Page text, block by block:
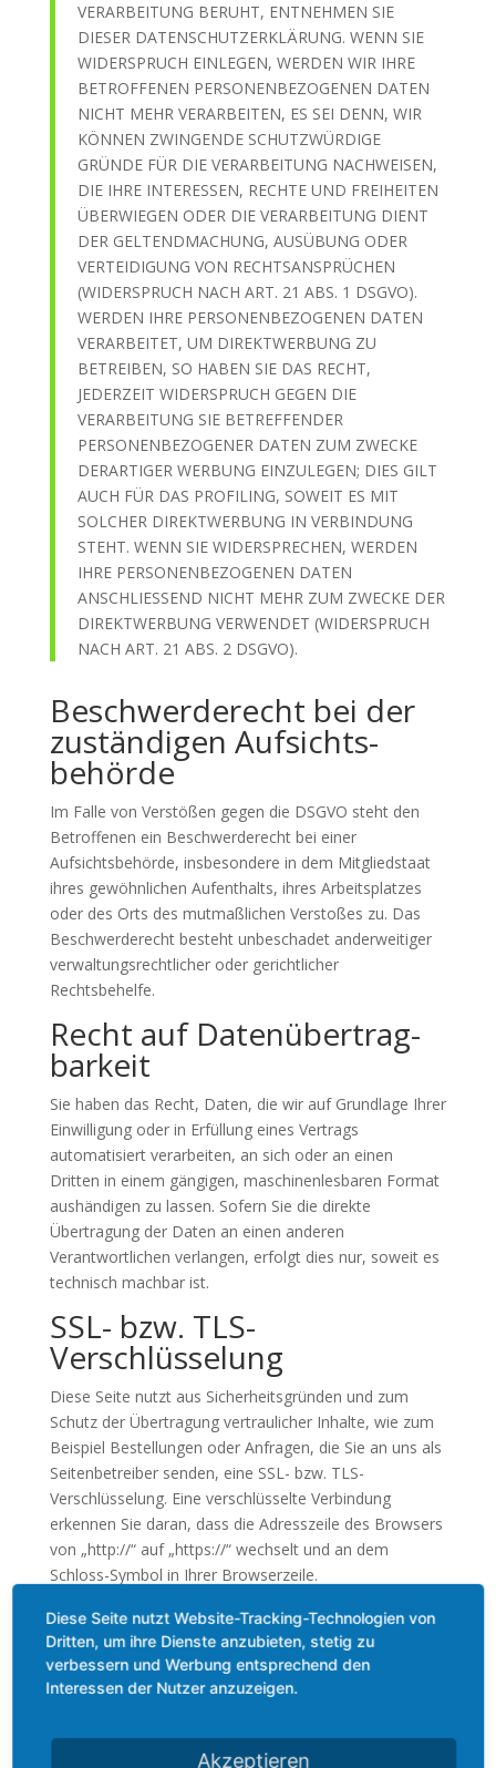
VERARBEITUNG BERUHT, ENTNEHMEN SIE
DIESER DATENSCHUTZERKLÄRUNG. WENN SIE
WIDERSPRUCH EINLEGEN, WERDEN WIR IHRE
BETROFFENEN PERSONENBEZOGENEN DATEN
NICHT MEHR VERARBEITEN, ES SEI DENN, WIR
KÖNNEN ZWINGENDE SCHUTZWÜRDIGE
GRÜNDE FÜR DIE VERARBEITUNG NACHWEISEN,
DIE IHRE INTERESSEN, RECHTE UND FREIHEITEN
ÜBERWIEGEN ODER DIE VERARBEITUNG DIENT
DER GELTENDMACHUNG, AUSÜBUNG ODER
VERTEIDIGUNG VON RECHTSANSPRÜCHEN
(WIDERSPRUCH NACH ART. 21 ABS. 1 DSGVO).
WERDEN IHRE PERSONENBEZOGENEN DATEN
VERARBEITET, UM DIREKTWERBUNG ZU
BETREIBEN, SO HABEN SIE DAS RECHT,
JEDERZEIT WIDERSPRUCH GEGEN DIE
VERARBEITUNG SIE BETREFFENDER
PERSONENBEZOGENER DATEN ZUM ZWECKE
DERARTIGER WERBUNG EINZULEGEN; DIES GILT
AUCH FÜR DAS PROFILING, SOWEIT ES MIT
SOLCHER DIREKTWERBUNG IN VERBINDUNG
STEHT. WENN SIE WIDERSPRECHEN, WERDEN
IHRE PERSONENBEZOGENEN DATEN
ANSCHLIESSEND NICHT MEHR ZUM ZWECKE DER
DIREKTWERBUNG VERWENDET (WIDERSPRUCH
NACH ART. 21 ABS. 2 DSGVO).
Beschwerde­recht bei der
zuständigen Aufsichts­
behörde
Im Falle von Verstößen gegen die DSGVO steht den
Betroffenen ein Beschwerderecht bei einer
Aufsichtsbehörde, insbesondere in dem Mitgliedstaat
ihres gewöhnlichen Aufenthalts, ihres Arbeitsplatzes
oder des Orts des mutmaßlichen Verstoßes zu. Das
Beschwerderecht besteht unbeschadet anderweitiger
verwaltungsrechtlicher oder gerichtlicher
Rechtsbehelfe.
Recht auf Daten­übertrag­
barkeit
Sie haben das Recht, Daten, die wir auf Grundlage Ihrer
Einwilligung oder in Erfüllung eines Vertrags
automatisiert verarbeiten, an sich oder an einen
Dritten in einem gängigen, maschinenlesbaren Format
aushändigen zu lassen. Sofern Sie die direkte
Übertragung der Daten an einen anderen
Verantwortlichen verlangen, erfolgt dies nur, soweit es
technisch machbar ist.
SSL- bzw. TLS-
Verschlüsselung
Diese Seite nutzt aus Sicherheitsgründen und zum
Schutz der Übertragung vertraulicher Inhalte, wie zum
Beispiel Bestellungen oder Anfragen, die Sie an uns als
Seitenbetreiber senden, eine SSL- bzw. TLS-
Verschlüsselung. Eine verschlüsselte Verbindung
erkennen Sie daran, dass die Adresszeile des Browsers
von „http://“ auf „https://“ wechselt und an dem
Schloss-Symbol in Ihrer Browserzeile.
Wenn die SSL- bzw. TLS-Verschlüsselung aktiviert ist,
können die Daten, die Sie an uns übermitteln, nicht von
Dritten mitgelesen werden.
Auskunft, Löschung und
Berichtigung
Diese Seite nutzt Website-Tracking-Technologien von
Dritten, um ihre Dienste anzubieten, stetig zu
verbessern und Werbung entsprechend den
Interessen der Nutzer anzuzeigen.
Akzeptieren